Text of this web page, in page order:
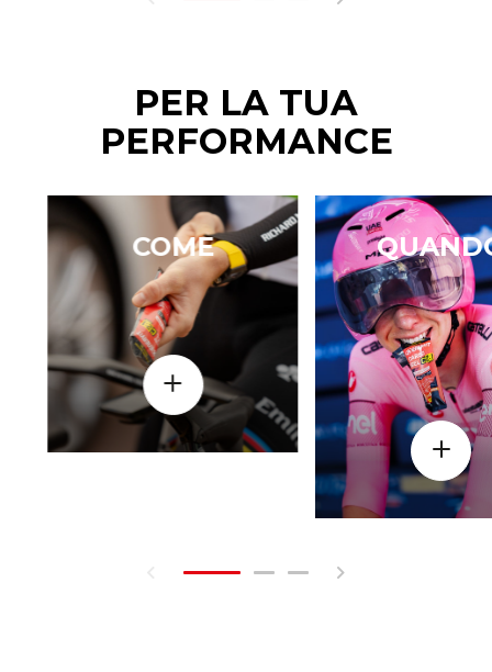
PER LA TUA
PERFORMANCE
COME